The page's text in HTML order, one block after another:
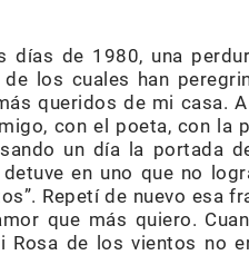
días de 1980, una
los cuales han
queridos de mi casa.
con el poeta, con la
un día la portada
en uno que no
Repetí de nuevo esa
que más quiero.
de los vientos no